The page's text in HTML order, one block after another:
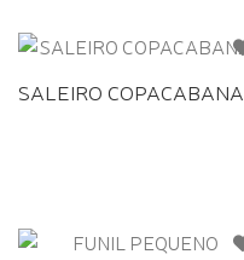
SALEIRO COPACABANA